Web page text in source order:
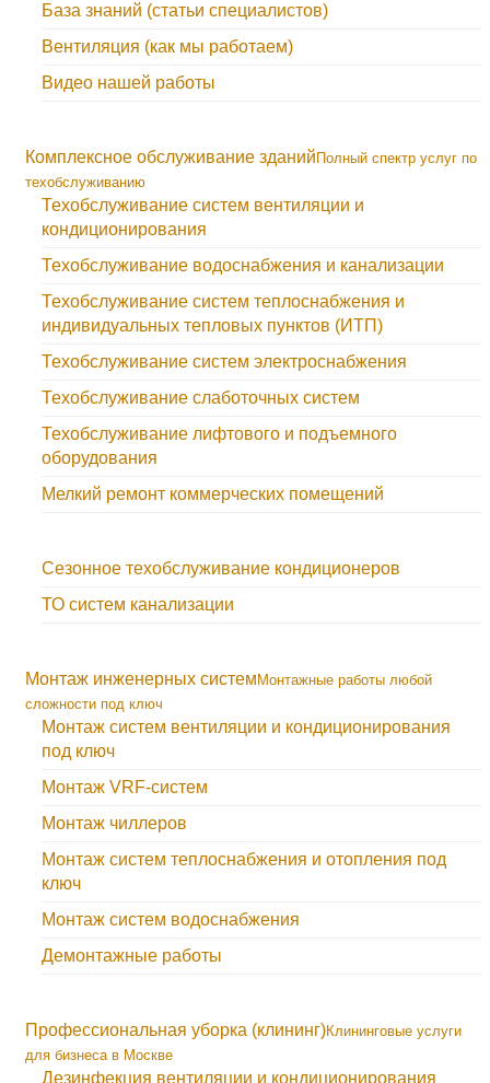
База знаний (статьи специалистов)
Вентиляция (как мы работаем)
Видео нашей работы
Комплексное обслуживание зданий Полный спектр услуг по
техобслуживанию
Техобслуживание систем вентиляции и
кондиционирования
Техобслуживание водоснабжения и канализации
Техобслуживание систем теплоснабжения и
индивидуальных тепловых пунктов (ИТП)
Техобслуживание систем электроснабжения
Техобслуживание слаботочных систем
Техобслуживание лифтового и подъемного
оборудования
Мелкий ремонт коммерческих помещений
Сезонное техобслуживание кондиционеров
ТО систем канализации
Монтаж инженерных систем Монтажные работы любой
сложности под ключ
Монтаж систем вентиляции и кондиционирования
под ключ
Монтаж VRF-систем
Монтаж чиллеров
Монтаж систем теплоснабжения и отопления под
ключ
Монтаж систем водоснабжения
Демонтажные работы
Профессиональная уборка (клининг)Клининговые услуги
для бизнеса в Москве
Дезинфекция вентиляции и кондиционирования